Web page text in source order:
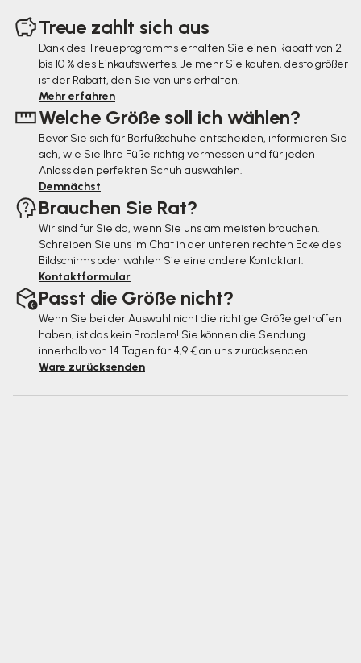
Treue zahlt sich aus
Dank des Treueprogramms erhalten Sie einen Rabatt von 2
bis 10 % des Einkaufswertes. Je mehr Sie kaufen, desto größer
ist der Rabatt, den Sie von uns erhalten.
Mehr erfahren
Welche Größe soll ich wählen?
Bevor Sie sich für Barfußschuhe entscheiden, informieren Sie
sich, wie Sie Ihre Füße richtig vermessen und für jeden
Anlass den perfekten Schuh auswählen.
Demnächst
Brauchen Sie Rat?
Wir sind für Sie da, wenn Sie uns am meisten brauchen.
Schreiben Sie uns im Chat in der unteren rechten Ecke des
Bildschirms oder wählen Sie eine andere Kontaktart.
Kontaktformular
Passt die Größe nicht?
Wenn Sie bei der Auswahl nicht die richtige Größe getroffen
haben, ist das kein Problem! Sie können die Sendung
innerhalb von 14 Tagen für 4,9 € an uns zurücksenden.
Ware zurücksenden